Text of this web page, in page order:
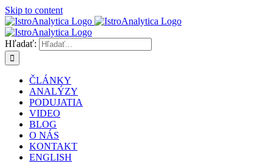
Skip to content
Hľadať:
ČLÁNKY
ANALÝZY
PODUJATIA
VIDEO
BLOG
O NÁS
KONTAKT
ENGLISH